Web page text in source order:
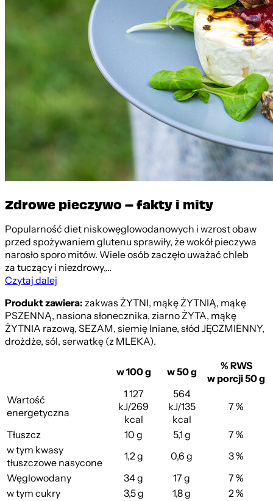
Zdrowe pieczywo – fakty i mity
Popularność diet niskowęglowodanowych i wzrost obaw
przed spożywaniem glutenu sprawiły, że wokół pieczywa
narosło sporo mitów. Wiele osób zaczęło uważać chleb
za tuczący i niezdrowy,...
Czytaj dalej
Produkt zawiera:zakwas ŻYTNI, mąkę ŻYTNIĄ, mąkę
PSZENNĄ, nasiona słonecznika, ziarno ŻYTA, mąkę
ŻYTNIA razową, SEZAM, siemię lniane, słód JĘCZMIENNY,
drożdże, sól, serwatkę (z MLEKA).
w 100 g w 50 g
% RWS
w porcji 50 g
Wartość
energetyczna
1 127
kJ/269
kcal
564
kJ/135
kcal
7 %
Tłuszcz 10 g 5,1 g
7 %
w tym kwasy
tłuszczowe nasycone
1,2 g 0,6 g
3 %
Węglowodany
34 g 17 g
7 %
w tym cukry
3,5 g 1,8 g
2 %